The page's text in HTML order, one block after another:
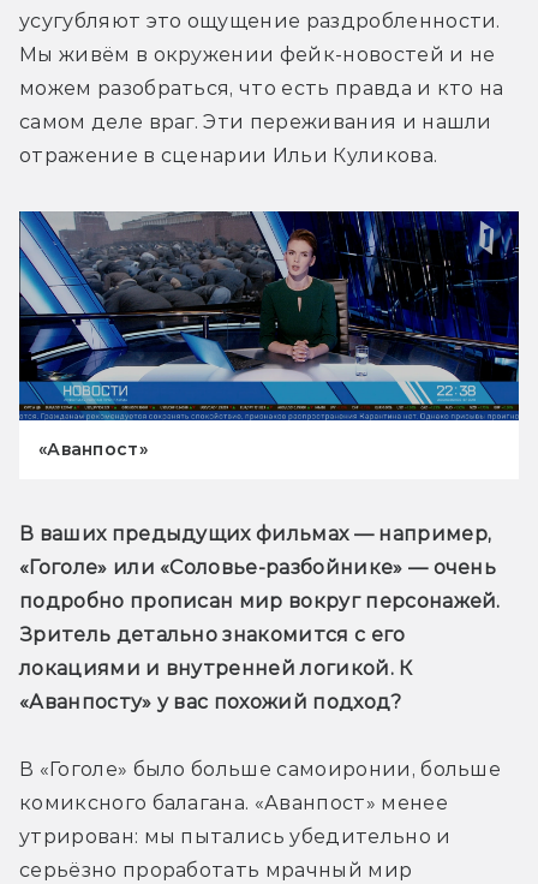
усугубляют это ощущение раздробленности.
Мы живём в окружении фейк-новостей и не
можем разобраться, что есть правда и кто на
самом деле враг. Эти переживания и нашли
отражение в сценарии Ильи Куликова.
«Аванпост»
В ваших предыдущих фильмах — например,
«Гоголе» или «Соловье-разбойнике» — очень
подробно прописан мир вокруг персонажей.
Зритель детально знакомится с его
локациями и внутренней логикой. К
«Аванпосту» у вас похожий подход?
В «Гоголе» было больше самоиронии, больше
комиксного балагана. «Аванпост» менее
утрирован: мы пытались убедительно и
серьёзно проработать мрачный мир